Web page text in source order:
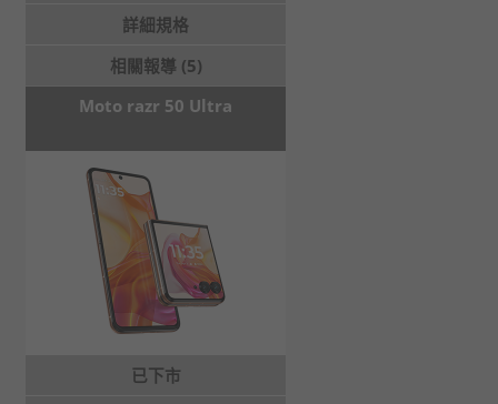
詳細規格
相關報導 (5)
Moto razr 50 Ultra
已下市